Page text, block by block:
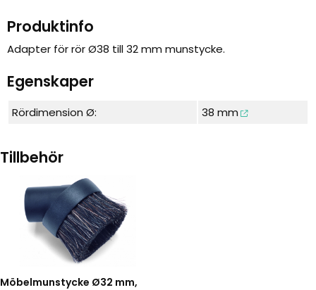
Produktinfo
Adapter för rör Ø38 till 32 mm munstycke.
Egenskaper
Rördimension Ø: 38 mm
Tillbehör
Möbelmunstycke Ø32 mm,